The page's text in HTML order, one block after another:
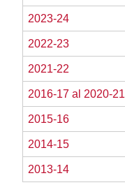
2023-24
2022-23
2021-22
2016-17 al 2020-21
2015-16
2014-15
2013-14